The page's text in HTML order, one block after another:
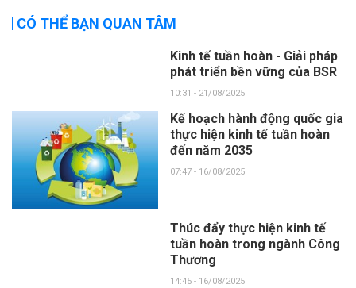
CÓ THỂ BẠN QUAN TÂM
Kinh tế tuần hoàn - Giải pháp
phát triển bền vững của BSR
10:31 - 21/08/2025
Kế hoạch hành động quốc gia
thực hiện kinh tế tuần hoàn
đến năm 2035
07:47 - 16/08/2025
Thúc đẩy thực hiện kinh tế
tuần hoàn trong ngành Công
Thương
14:45 - 16/08/2025